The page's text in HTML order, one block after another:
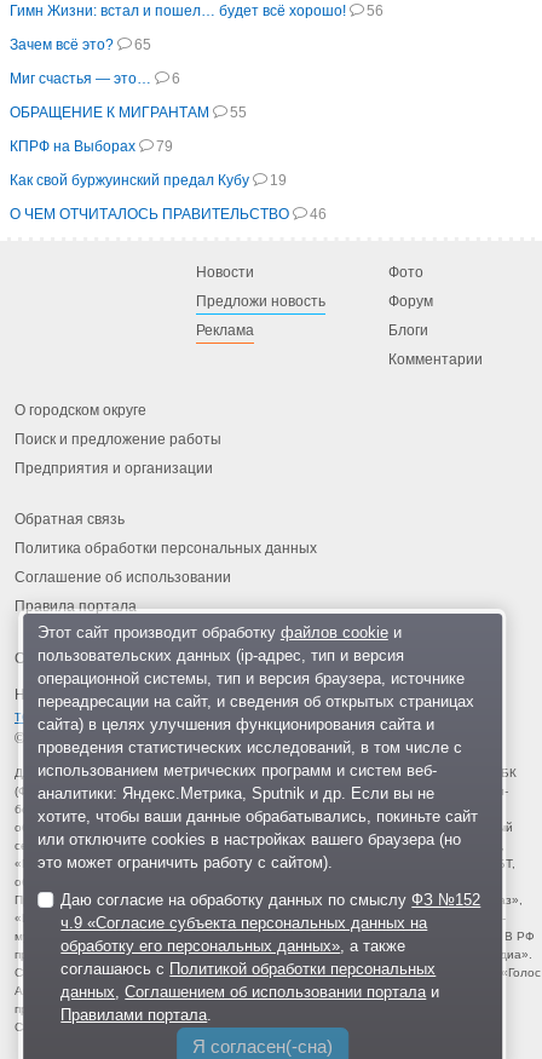
Гимн Жизни: встал и пошел… будет всё хорошо!
56
Зачем всё это?
65
Миг счастья — это…
6
ОБРАЩЕНИЕ К МИГРАНТАМ
55
КПРФ на Выборах
79
Как свой буржуинский предал Кубу
19
О ЧЕМ ОТЧИТАЛОСЬ ПРАВИТЕЛЬСТВО
46
Новости
Предложи новость
Реклама
Фото
Форум
Блоги
Комментарии
О городском округе
Поиск и предложение работы
Предприятия и организации
Обратная связь
Политика обработки персональных данных
Соглашение об использовании
Правила портала
На информационном ресурсе применяются
технологии
© 2013-2026 «ОИНФО»,
сделано в Одинцово
Для читателей: В России признаны экстремистскими и запрещены организации ФБК
(Фонд борьбы с коррупцией, признан иноагентом), Штабы Навального, «Национал-
большевистская партия», «Свидетели Иеговы», «Армия воли народа», «Русский
общенациональный союз», «Движение против нелегальной иммиграции», «Правый
сектор», УНА-УНСО, УПА, «Тризуб им. Степана Бандеры», «Мизантропик дивижн»,
«Меджлис крымскотатарского народа», движение «Артподготовка», движение ЛГБТ,
общероссийская политическая партия «Воля», АУЕ, батальоны «Азов» и «Айдар».
Признаны террористическими и запрещены: «Движение Талибан», «Имарат Кавказ»,
«Исламское государство» (ИГ, ИГИЛ), Джебхад-ан-Нусра, «АУМ Синрике», «Братья-
мусульмане», «Аль-Каида в странах исламского Магриба», «Сеть», «Колумбайн». В РФ
признана нежелательной деятельность «Открытой России», издания «Проект Медиа».
СМИ-иноагентами признаны: телеканал «Дождь», «Медуза», «Важные истории», «Голос
Америки», радио «Свобода», The Insider, «Медиазона», ОВД-инфо. Иноагентами
признаны общество/центр «Мемориал», «Аналитический Центр Юрия Левады»,
Сахаровский центр. Instagram и Facebook (Metа) запрещены в РФ за экстремизм.
Этот сайт производит обработку файлов cookieи
пользовательских данных (ip-адрес, тип и версия
операционной системы, тип и версия браузера, источнике
переадресации на сайт, и сведения об открытых страницах
сайта) в целях улучшения функционирования сайта и
проведения статистических исследований, в том числе с
использованием метрических программ и систем веб-
аналитики: Яндекс.Метрика, Sputnik и др. Если вы не
хотите, чтобы ваши данные обрабатывались, покиньте сайт
или отключите cookies в настройках вашего браузера (но
это может ограничить работу с сайтом).
Даю согласие на обработку данных по смыслуФЗ №152
ч.9 «Согласие субъекта персональных данных на
обработку его персональных данных» , а также
соглашаюсь с Политикой обработки персональных
данных ,Соглашением об использовании портала и
Правилами портала
Я согласен(-сна)